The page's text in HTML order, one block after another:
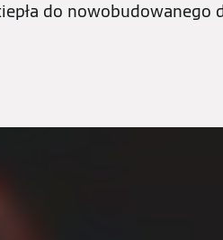
do nowobudowanego